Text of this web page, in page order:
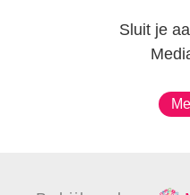
Sluit je